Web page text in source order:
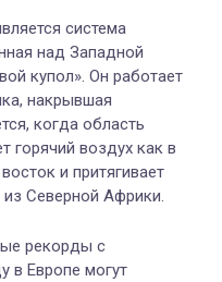
система
над Западной
купол». Он работает
накрывшая
когда область
горячий воздух как в
и притягивает
Северной Африки.
рекорды с
в Европе могут